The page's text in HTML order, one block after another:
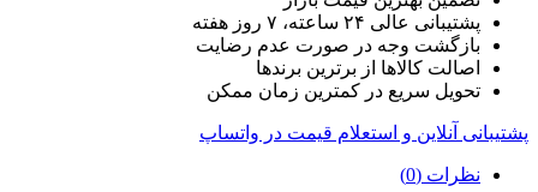
پشتیبانی عالی ۲۴ ساعته، ۷ روز هفته
بازگشت وجه در صورت عدم رضایت
اصالت کالاها از برترین برندها
تحویل سریع در کمترین زمان ممکن
پشتیبانی آنلاین و استعلام قیمت در واتساپ
نظرات (0)